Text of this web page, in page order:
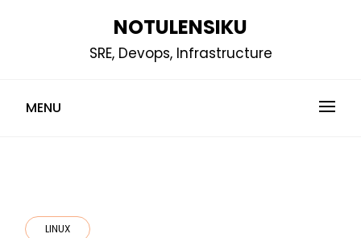
NOTULENSIKU
SRE, Devops, Infrastructure
MENU
LINUX